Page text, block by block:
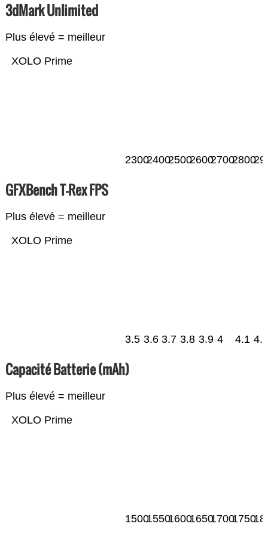
3dMark Unlimited
Plus élevé = meilleur
XOLO Prime
230024002500260027002800
GFXBench T-Rex FPS
Plus élevé = meilleur
XOLO Prime
3.5 3.6 3.7 3.8 3.9 4 4.1 4.2
Capacité Batterie (mAh)
Plus élevé = meilleur
XOLO Prime
150015501600165017001750